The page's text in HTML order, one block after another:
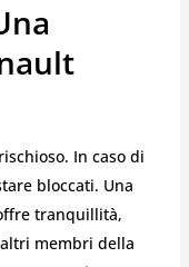
In caso di
bloccati. Una
tranquillità,
membri della